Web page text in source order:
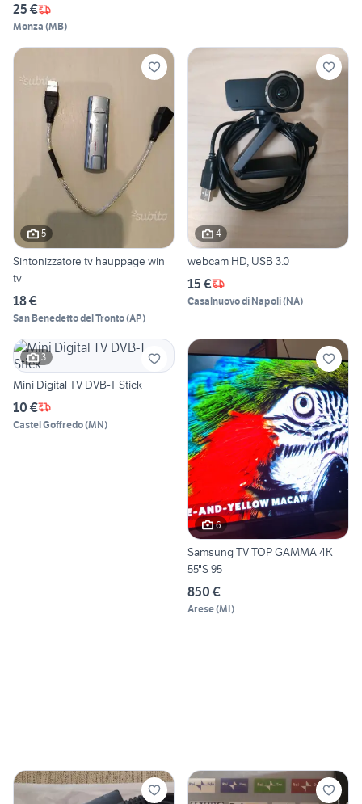
25 €
Monza (MB)
5
Sintonizzatore tv hauppage win
tv
18 €
San Benedetto del Tronto(AP)
4
webcam HD, USB 3.0
15 €
Casalnuovo di Napoli(NA)
3
Mini Digital TV DVB-T Stick
10 €
Castel Goffredo(MN)
6
Samsung TV TOP GAMMA 4K
55"S 95
850 €
Arese(MI)